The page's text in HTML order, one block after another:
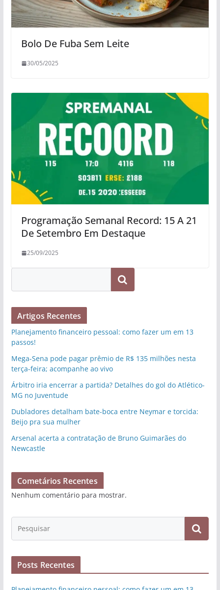
Bolo De Fuba Sem Leite
30/05/2025
Programação Semanal Record: 15 A 21
De Setembro Em Destaque
25/09/2025
Pesquisar
Artigos Recentes
Planejamento financeiro pessoal: como fazer um em 13
passos!
Mega-Sena pode pagar prêmio de R$ 135 milhões nesta
terça-feira; acompanhe ao vivo
Árbitro iria encerrar a partida? Detalhes do gol do Atlético-
MG no Juventude
Dubladores detalham bate-boca entre Neymar e torcida:
Beijo pra sua mulher
Arsenal acerta a contratação de Bruno Guimarães do
Newcastle
Cometários Recentes
Nenhum comentário para mostrar.
Posts Recentes